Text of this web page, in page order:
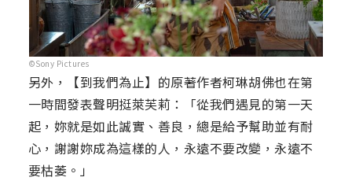
©Sony Pictures
另外，【到我們為止】的原著作者柯琳胡佛也在第
一時間發表聲明挺萊芙莉：「從我們遇見的第一天
起，妳就是如此誠實、善良，總是給予幫助並有耐
心，謝謝妳成為這樣的人，永遠不要改變，永遠不
要枯萎。」